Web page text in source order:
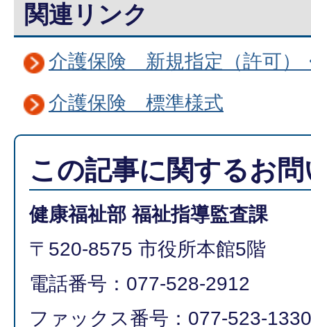
関連リンク
介護保険 新規指定（許可）
介護保険 標準様式
この記事に関するお
健康福祉部 福祉指導監査課
〒520-8575 市役所本館5階
電話番号：077-528-2912
ファックス番号：077-523-1330